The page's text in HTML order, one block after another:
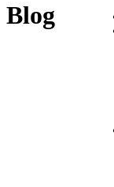
Blog